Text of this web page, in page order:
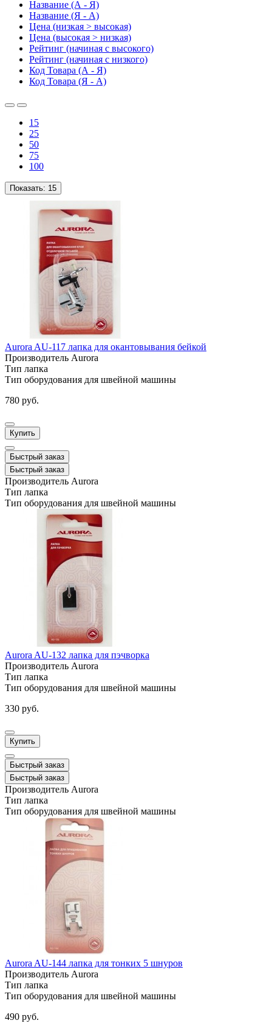
Название (А - Я)
Название (Я - А)
Цена (низкая > высокая)
Цена (высокая > низкая)
Рейтинг (начиная с высокого)
Рейтинг (начиная с низкого)
Код Товара (А - Я)
Код Товара (Я - А)
15
25
50
75
100
Показать: 15
Aurora AU-117 лапка для окантовывания бейкой
Производитель Aurora
Тип лапка
Тип оборудования для швейной машины
780 руб.
Купить
Быстрый заказ
Быстрый заказ
Производитель Aurora
Тип лапка
Тип оборудования для швейной машины
Aurora AU-132 лапка для пэчворка
Производитель Aurora
Тип лапка
Тип оборудования для швейной машины
330 руб.
Купить
Быстрый заказ
Быстрый заказ
Производитель Aurora
Тип лапка
Тип оборудования для швейной машины
Aurora AU-144 лапка для тонких 5 шнуров
Производитель Aurora
Тип лапка
Тип оборудования для швейной машины
490 руб.